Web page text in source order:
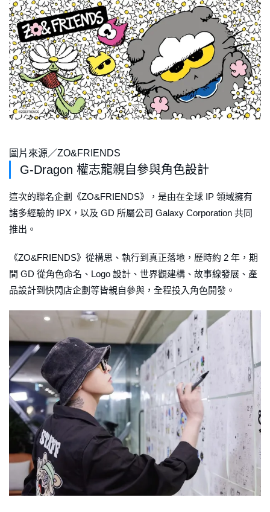
圖片來源／ZO&FRIENDS
G-Dragon 權志龍親自參與角色設計
這次的聯名企劃《ZO&FRIENDS》，是由在全球 IP 領域擁有
諸多經驗的 IPX，以及 GD 所屬公司 Galaxy Corporation 共同
推出。
《ZO&FRIENDS》從構思、執行到真正落地，歷時約 2 年，期
間 GD 從角色命名、Logo 設計、世界觀建構、故事線發展、產
品設計到快閃店企劃等皆親自參與，全程投入角色開發。